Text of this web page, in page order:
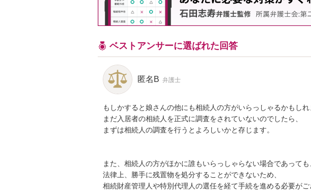
ベストアンサーに選ばれた回答
匿名B 弁護士
もしかすると娘さんの他にも相続人の方がいらっしゃるかもしれ
まだ入居者の相続人を正式に調査をされていないのでしたら、
まずは相続人の調査を行うとよろしいかと存じます。
また、相続人の方がほかに誰もいらっしゃらない場合であっても
法律上、勝手に残置物を処分することができないため、
相続財産管理人や特別代理人の選任を経て手続を進める必要がご